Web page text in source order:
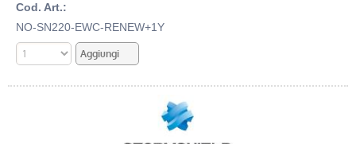
Cod. Art.:
NO-SN220-EWC-RENEW+1Y